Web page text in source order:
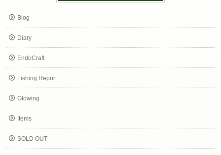
Blog
Diary
EndoCraft
Fishing Report
Glowing
Items
SOLD OUT